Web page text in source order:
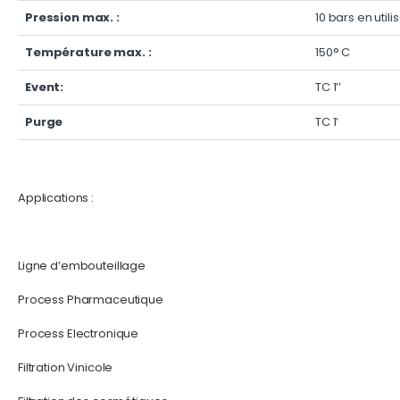
Pression max. : 10 bars en
Température max. : 150° C
Event: TC 1’’
Purge TC 1’
Applications :
Ligne d’embouteillage
Process Pharmaceutique
Process Electronique
Filtration Vinicole